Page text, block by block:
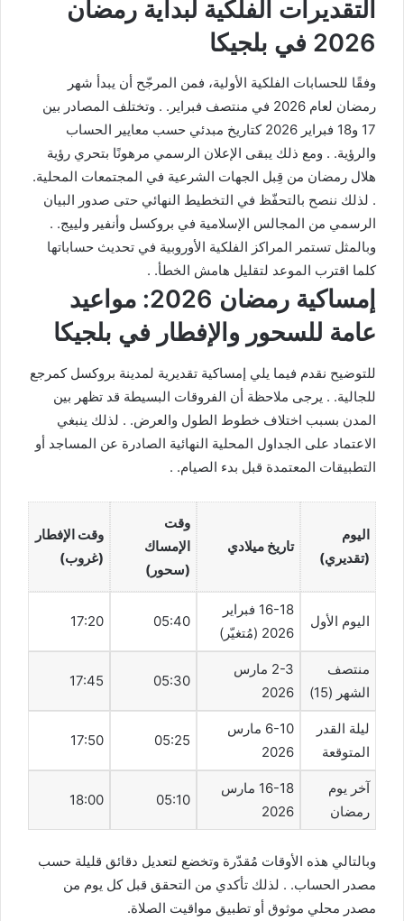
التقديرات الفلكية لبداية رمضان
2026 في بلجيكا
وفقًا للحسابات الفلكية الأولية، فمن المرجّح أن يبدأ شهر
رمضان لعام 2026 في منتصف فبراير. . وتختلف المصادر بين
17 و18 فبراير 2026 كتاريخ مبدئي حسب معايير الحساب
والرؤية. . ومع ذلك يبقى الإعلان الرسمي مرهونًا بتحري رؤية
هلال رمضان من قِبل الجهات الشرعية في المجتمعات المحلية.
. لذلك ننصح بالتحفّظ في التخطيط النهائي حتى صدور البيان
الرسمي من المجالس الإسلامية في بروكسل وأنفير ولييج. .
وبالمثل تستمر المراكز الفلكية الأوروبية في تحديث حساباتها
كلما اقترب الموعد لتقليل هامش الخطأ. .
إمساكية رمضان 2026: مواعيد
عامة للسحور والإفطار في بلجيكا
للتوضيح نقدم فيما يلي إمساكية تقديرية لمدينة بروكسل كمرجع
للجالية. . يرجى ملاحظة أن الفروقات البسيطة قد تظهر بين
المدن بسبب اختلاف خطوط الطول والعرض. . لذلك ينبغي
الاعتماد على الجداول المحلية النهائية الصادرة عن المساجد أو
التطبيقات المعتمدة قبل بدء الصيام. .
اليوم
(تقديري)
تاريخ ميلادي
وقت
الإمساك
(سحور)
وقت الإفطار
(غروب)
اليوم الأول
16-18 فبراير
2026 (مُتغيّر)
05:40
17:20
منتصف
الشهر (15)
2-3 مارس
2026
05:30
17:45
ليلة القدر
المتوقعة
6-10 مارس
2026
05:25
17:50
آخر يوم
رمضان
16-18 مارس
2026
05:10
18:00
وبالتالي هذه الأوقات مُقدّرة وتخضع لتعديل دقائق قليلة حسب
مصدر الحساب. . لذلك تأكدي من التحقق قبل كل يوم من
مصدر محلي موثوق أو تطبيق مواقيت الصلاة.